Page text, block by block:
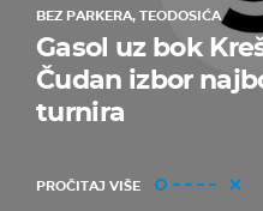
BEZ PARKERA, TEODOSIĆA
Gasol uz bok
Čudan izbor
turnira
PROČITAJ VIŠE